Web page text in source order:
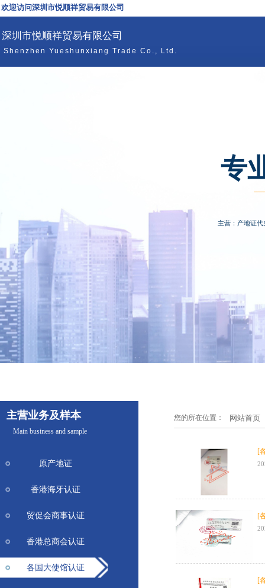
欢迎访问深圳市悦顺祥贸易有限公司
深圳市悦顺祥贸易有限公司
Shenzhen Yueshunxiang Trade Co., Ltd.
专
主营：产地证
主营业务及样本 您的所在位置： 网站首页
Main business and sample
[
[
[
原产地证
香港海牙认证
贸促会商事认证
香港总商会认证
各国大使馆认证